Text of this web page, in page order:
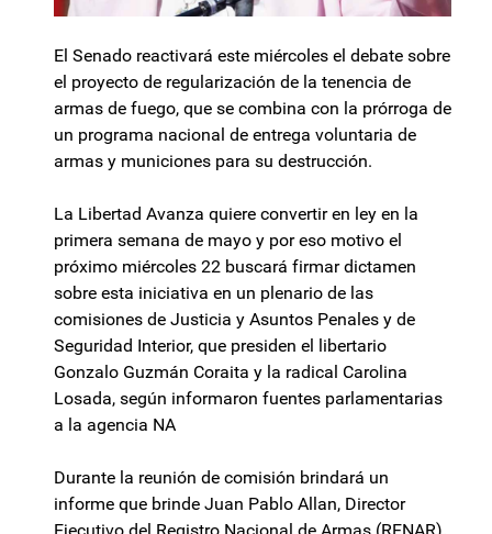
El Senado reactivará este miércoles el debate sobre
el proyecto de regularización de la tenencia de
armas de fuego, que se combina con la prórroga de
un programa nacional de entrega voluntaria de
armas y municiones para su destrucción.
La Libertad Avanza quiere convertir en ley en la
primera semana de mayo y por eso motivo el
próximo miércoles 22 buscará firmar dictamen
sobre esta iniciativa en un plenario de las
comisiones de Justicia y Asuntos Penales y de
Seguridad Interior, que presiden el libertario
Gonzalo Guzmán Coraita y la radical Carolina
Losada, según informaron fuentes parlamentarias
a la agencia NA
Durante la reunión de comisión brindará un
informe que brinde Juan Pablo Allan, Director